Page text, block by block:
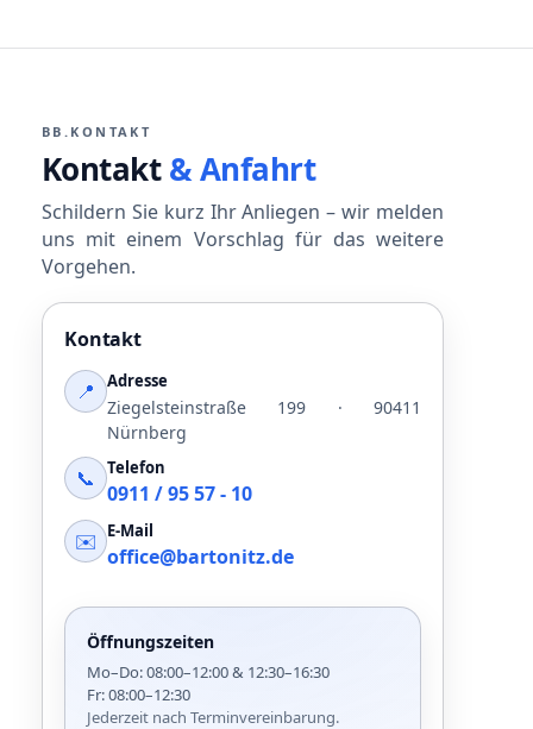
BB.KONTAKT
Kontakt& Anfahrt
Schildern Sie kurz Ihr Anliegen – wir melden
uns mit einem Vorschlag für das weitere
Vorgehen.
Kontakt
📍
Adresse
Ziegelsteinstraße 199 · 90411
Nürnberg
📞 Telefon
0911 / 95 57 - 10
✉️
E-Mail
office@bartonitz.de
Öffnungszeiten
Mo–Do: 08:00–12:00 & 12:30–16:30
Fr: 08:00–12:30
Jederzeit nach Terminvereinbarung.